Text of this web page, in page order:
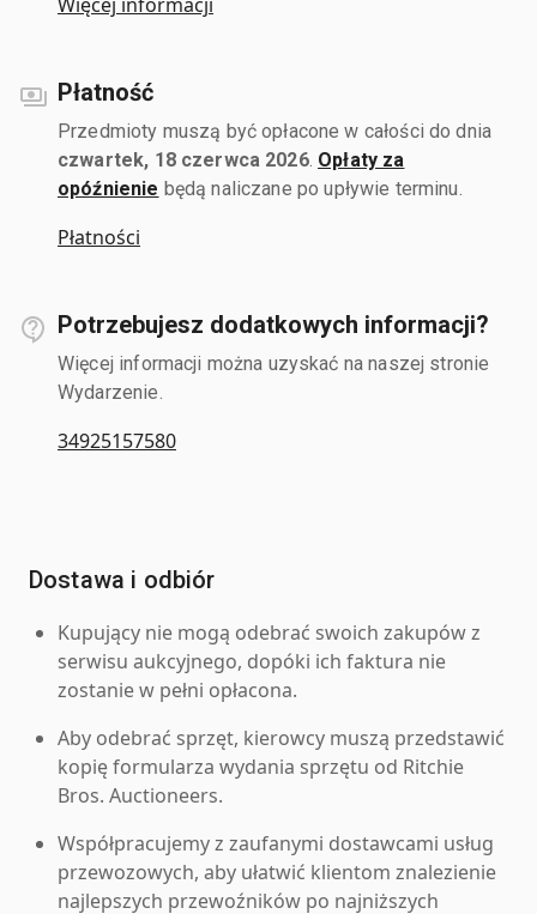
Płatność
Przedmioty muszą być opłacone w całości do dnia
czwartek, 18 czerwca 2026. Opłaty za
opóźnienie będą naliczane po upływie terminu.
Płatności
Potrzebujesz dodatkowych informacji?
Więcej informacji można uzyskać na naszej stronie
Wydarzenie.
34925157580
Dostawa i odbiór
Kupujący nie mogą odebrać swoich zakupów z
serwisu aukcyjnego, dopóki ich faktura nie
zostanie w pełni opłacona.
Aby odebrać sprzęt, kierowcy muszą przedstawić
kopię formularza wydania sprzętu od Ritchie
Bros. Auctioneers.
Współpracujemy z zaufanymi dostawcami usług
przewozowych, aby ułatwić klientom znalezienie
najlepszych przewoźników po najniższych